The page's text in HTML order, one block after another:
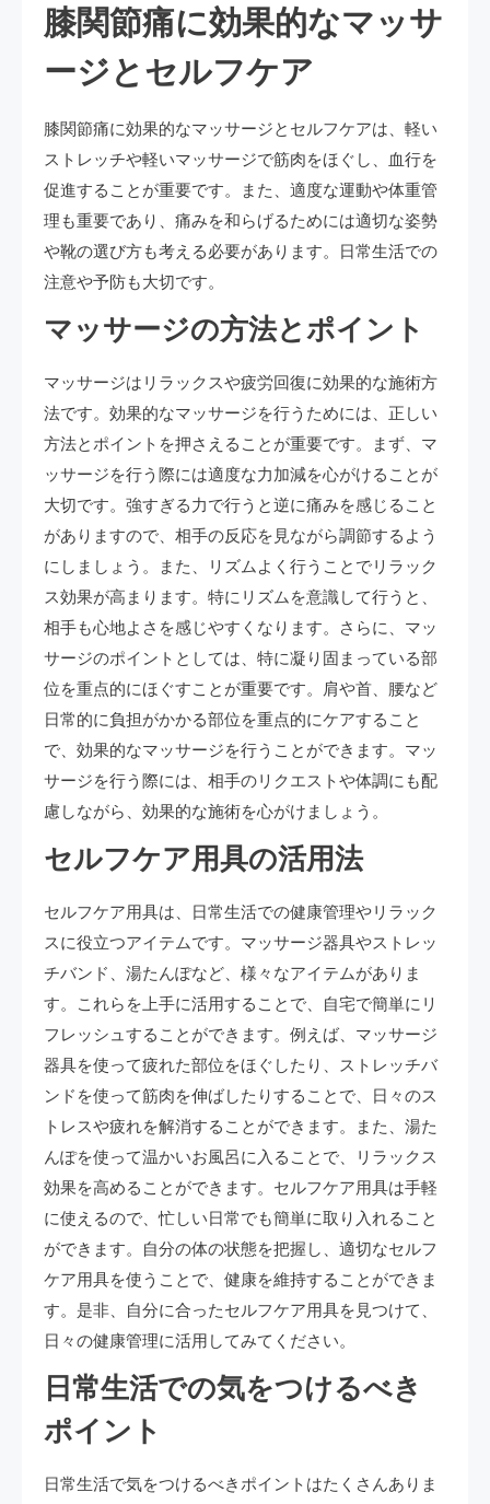
膝関節痛に効果的なマッサ
ージとセルフケア
膝関節痛に効果的なマッサージとセルフケアは、軽い
ストレッチや軽いマッサージで筋肉をほぐし、血行を
促進することが重要です。また、適度な運動や体重管
理も重要であり、痛みを和らげるためには適切な姿勢
や靴の選び方も考える必要があります。日常生活での
注意や予防も大切です。
マッサージの方法とポイント
マッサージはリラックスや疲労回復に効果的な施術方
法です。効果的なマッサージを行うためには、正しい
方法とポイントを押さえることが重要です。まず、マ
ッサージを行う際には適度な力加減を心がけることが
大切です。強すぎる力で行うと逆に痛みを感じること
がありますので、相手の反応を見ながら調節するよう
にしましょう。また、リズムよく行うことでリラック
ス効果が高まります。特にリズムを意識して行うと、
相手も心地よさを感じやすくなります。さらに、マッ
サージのポイントとしては、特に凝り固まっている部
位を重点的にほぐすことが重要です。肩や首、腰など
日常的に負担がかかる部位を重点的にケアすること
で、効果的なマッサージを行うことができます。マッ
サージを行う際には、相手のリクエストや体調にも配
慮しながら、効果的な施術を心がけましょう。
セルフケア用具の活用法
セルフケア用具は、日常生活での健康管理やリラック
スに役立つアイテムです。マッサージ器具やストレッ
チバンド、湯たんぽなど、様々なアイテムがありま
す。これらを上手に活用することで、自宅で簡単にリ
フレッシュすることができます。例えば、マッサージ
器具を使って疲れた部位をほぐしたり、ストレッチバ
ンドを使って筋肉を伸ばしたりすることで、日々のス
トレスや疲れを解消することができます。また、湯た
んぽを使って温かいお風呂に入ることで、リラックス
効果を高めることができます。セルフケア用具は手軽
に使えるので、忙しい日常でも簡単に取り入れること
ができます。自分の体の状態を把握し、適切なセルフ
ケア用具を使うことで、健康を維持することができま
す。是非、自分に合ったセルフケア用具を見つけて、
日々の健康管理に活用してみてください。
日常生活での気をつけるべき
ポイント
日常生活で気をつけるべきポイントはたくさんありま